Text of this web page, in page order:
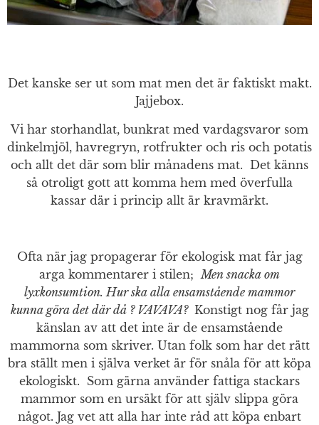
Det kanske ser ut som mat men det är faktiskt makt.
Jajjebox.
Vi har storhandlat, bunkrat med vardagsvaror som
dinkelmjöl, havregryn, rotfrukter och ris och potatis
och allt det där som blir månadens mat. Det känns
så otroligt gott att komma hem med överfulla
kassar där i princip allt är kravmärkt.
Ofta när jag propagerar för ekologisk mat får jag
arga kommentarer i stilen; Men snacka om
lyxkonsumtion. Hur ska alla ensamstående mammor
kunna göra det där då ? VAVAVA? Konstigt nog får jag
känslan av att det inte är de ensamstående
mammorna som skriver. Utan folk som har det rätt
bra ställt men i själva verket är för snåla för att köpa
ekologiskt. Som gärna använder fattiga stackars
mammor som en ursäkt för att själv slippa göra
något. Jag vet att alla har inte råd att köpa enbart